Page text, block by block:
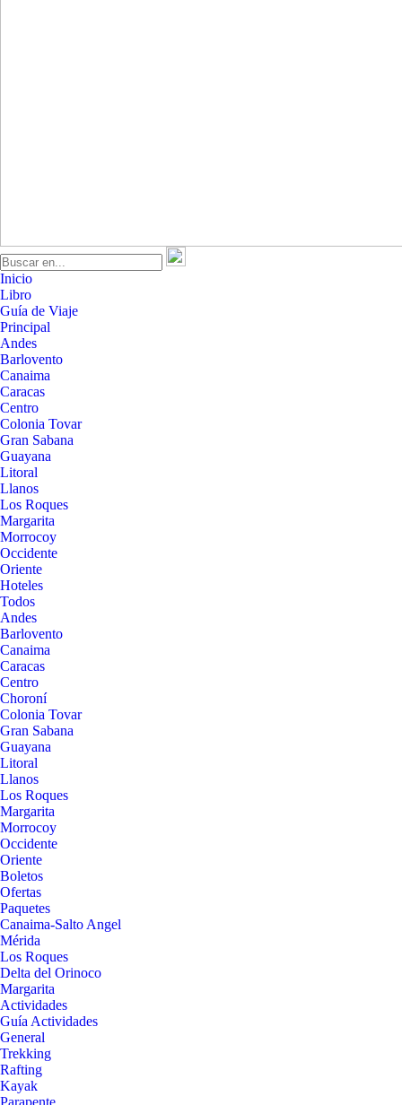
Inicio
Libro
Guía de Viaje
Principal
Andes
Barlovento
Canaima
Caracas
Centro
Colonia Tovar
Gran Sabana
Guayana
Litoral
Llanos
Los Roques
Margarita
Morrocoy
Occidente
Oriente
Hoteles
Todos
Andes
Barlovento
Canaima
Caracas
Centro
Choroní
Colonia Tovar
Gran Sabana
Guayana
Litoral
Llanos
Los Roques
Margarita
Morrocoy
Occidente
Oriente
Boletos
Ofertas
Paquetes
Canaima-Salto Angel
Mérida
Los Roques
Delta del Orinoco
Margarita
Actividades
Guía Actividades
General
Trekking
Rafting
Kayak
Parapente